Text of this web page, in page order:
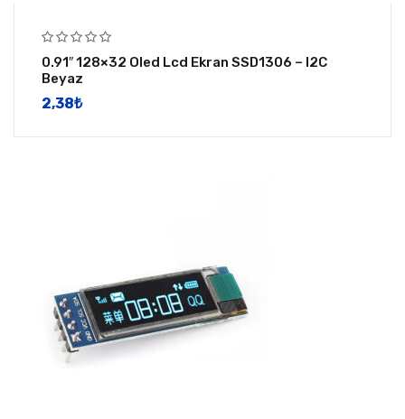
0.91″ 128×32 Oled Lcd Ekran SSD1306 – I2C
Beyaz
2,38​₺